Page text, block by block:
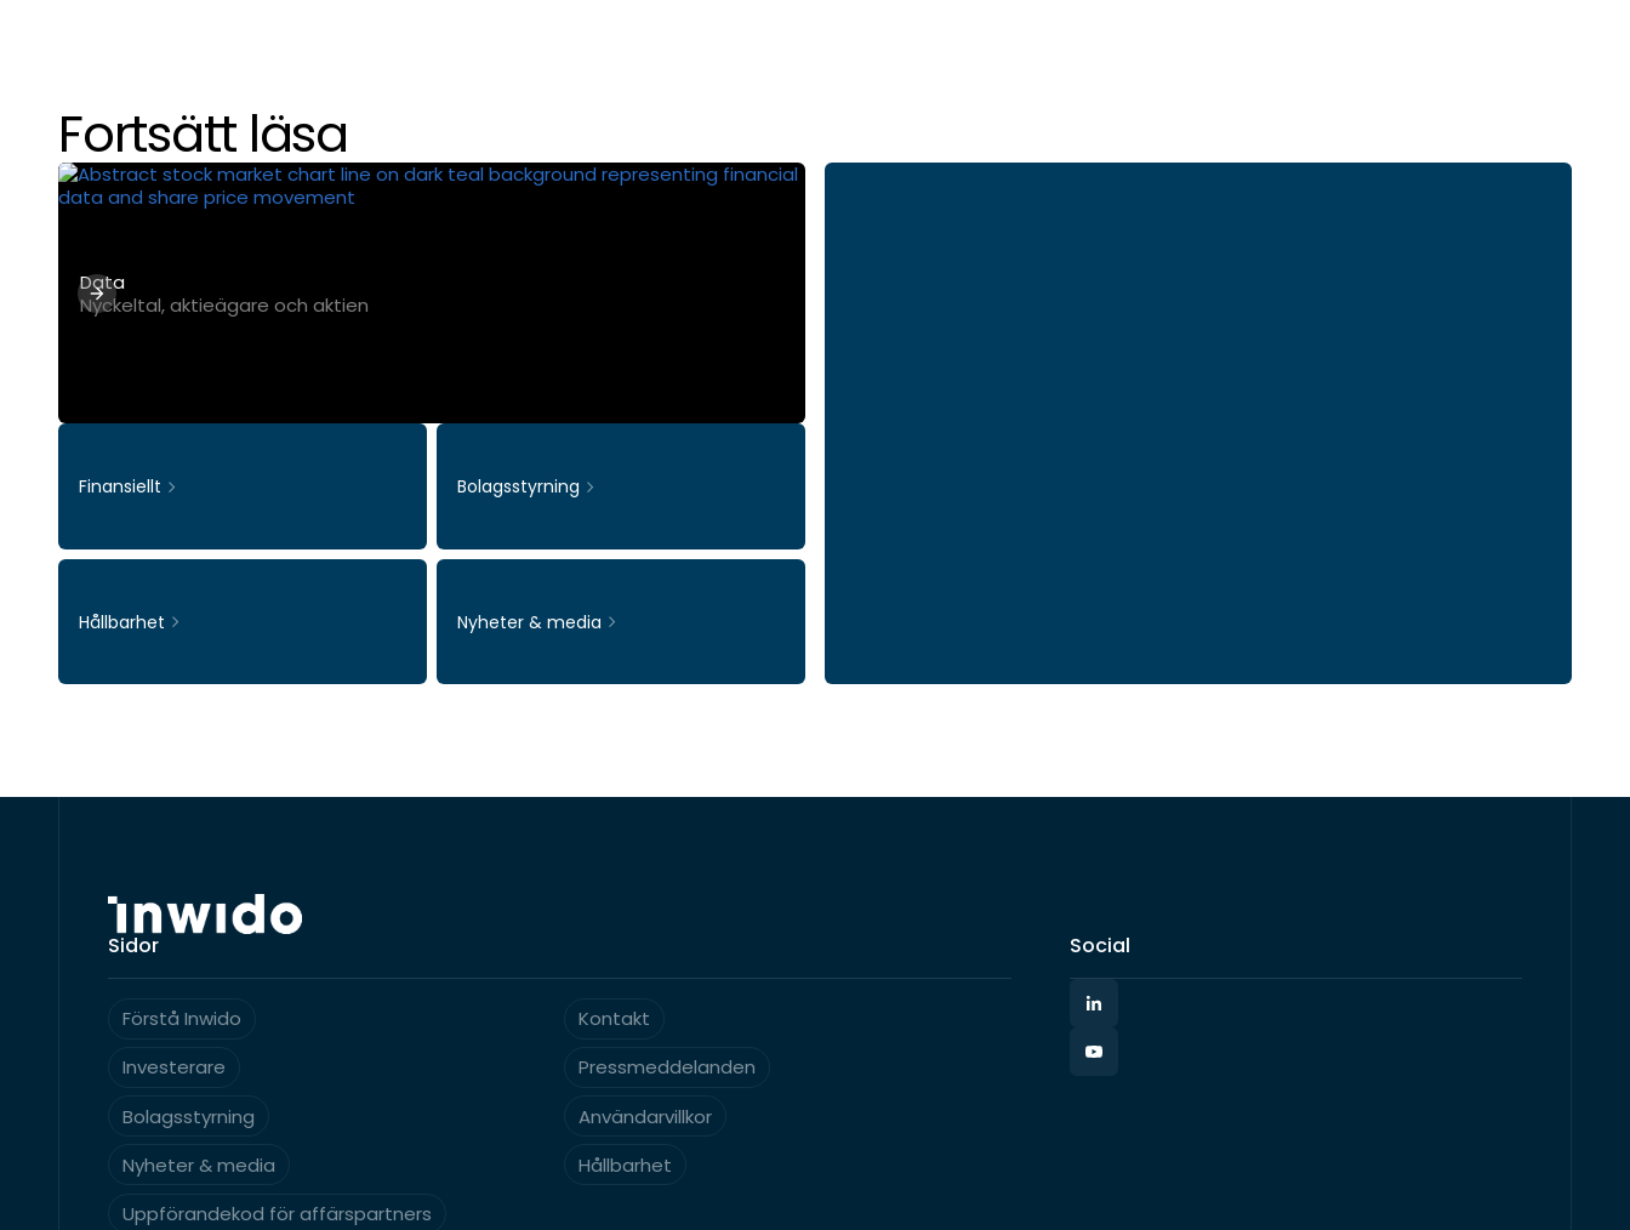
Fortsätt läsa
Data
Nyckeltal, aktieägare och aktien
Finansiellt Bolagsstyrning
Hållbarhet Nyheter & media
Sidor
Förstå Inwido
Kontakt
Investerare
Pressmeddelanden
Bolagsstyrning
Användarvillkor
Nyheter & media
Hållbarhet
Uppförandekod för affärspartners
Social